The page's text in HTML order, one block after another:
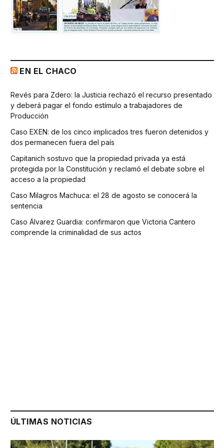
EN EL CHACO
Revés para Zdero: la Justicia rechazó el recurso presentado
y deberá pagar el fondo estímulo a trabajadores de
Producción
Caso EXEN: de los cinco implicados tres fueron detenidos y
dos permanecen fuera del país
Capitanich sostuvo que la propiedad privada ya está
protegida por la Constitución y reclamó el debate sobre el
acceso a la propiedad
Caso Milagros Machuca: el 28 de agosto se conocerá la
sentencia
Caso Álvarez Guardia: confirmaron que Victoria Cantero
comprende la criminalidad de sus actos
ÚLTIMAS NOTICIAS